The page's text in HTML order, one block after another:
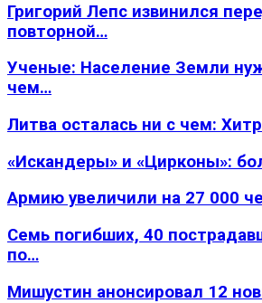
Григорий Лепс извинился
повторной…
Ученые: Население Земли
чем…
Литва осталась ни с чем:
«Искандеры» и «Цирконы»:
Армию увеличили на 27 000
Семь погибших, 40
по…
Мишустин анонсировал 12